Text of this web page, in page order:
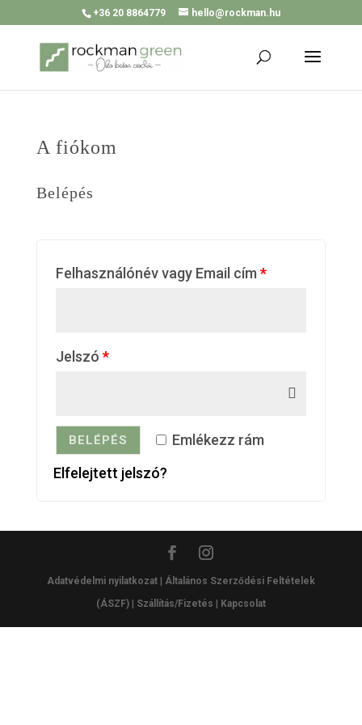
+36 20 8864779 hello@rockman.hu
A fiókom
Belépés
Felhasználónév vagy Email cím *
Jelszó *
Emlékezz rám
BELÉPÉS
Elfelejtett jelszó?
Adatvédelmi nyilatkozat
Általános Szerződési Feltételek
(ÁSZF)| Szállítás/Fizetés Kapcsolat